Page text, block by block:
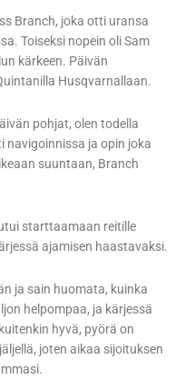
Branch, joka otti uransa
Toiseksi nopein oli Sam
kärkeen. Päivän
Husqvarnallaan.
pohjat, olen todella
navigoinnissa ja opin joka
suuntaan, Branch
starttaamaan reitille
ajamisen haastavaksi.
ja sain huomata, kuinka
helpompaa, ja kärjessä
hyvä, pyörä on
joten aikaa sijoituksen